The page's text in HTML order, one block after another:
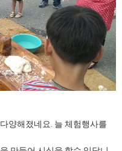
양해졌네요. 늘 체험행사를